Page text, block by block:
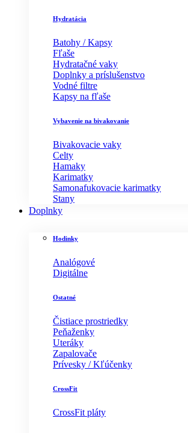
Hydratácia
Batohy / Kapsy
Fľaše
Hydratačné vaky
Doplnky a príslušenstvo
Vodné filtre
Kapsy na fľaše
Vybavenie na bivakovanie
Bivakovacie vaky
Celty
Hamaky
Karimatky
Samonafukovacie karimatky
Stany
Doplnky
Hodinky
Analógové
Digitálne
Ostatné
Čistiace prostriedky
Peňaženky
Uteráky
Zapalovače
Prívesky / Kľúčenky
CrossFit
CrossFit pláty